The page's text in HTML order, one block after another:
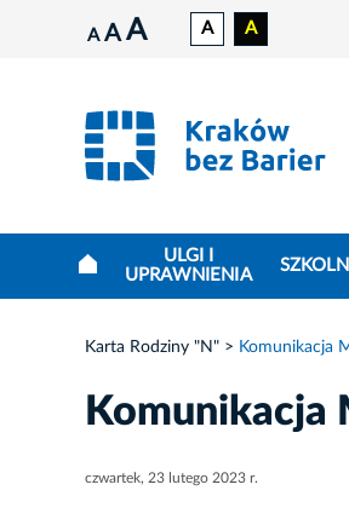
A A A A A
ULGI I
UPRAWNIENIA
Karta Rodziny "N" Komunikacja
Komunikacja
czwartek, 23 lutego 2023 r.